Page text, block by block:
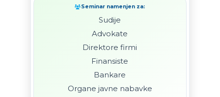
Seminar namenjen za:
Sudije
Advokate
Direktore firmi
Finansiste
Bankare
Organe javne nabavke